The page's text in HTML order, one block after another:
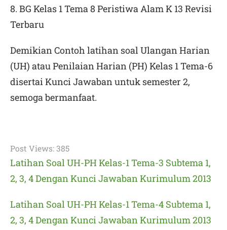
8. BG Kelas 1 Tema 8 Peristiwa Alam K 13 Revisi
Terbaru
DemikianContoh latihan soal Ulangan Harian
(UH) atau Penilaian Harian (PH) Kelas 1 Tema-6
disertai Kunci Jawaban untuk semester 2,
semoga bermanfaat.
Post Views:385
Latihan Soal UH-PH Kelas-1 Tema-3 Subtema 1,
2, 3, 4 Dengan Kunci Jawaban Kurimulum 2013
Latihan Soal UH-PH Kelas-1 Tema-4 Subtema 1,
2, 3, 4 Dengan Kunci Jawaban Kurimulum 2013